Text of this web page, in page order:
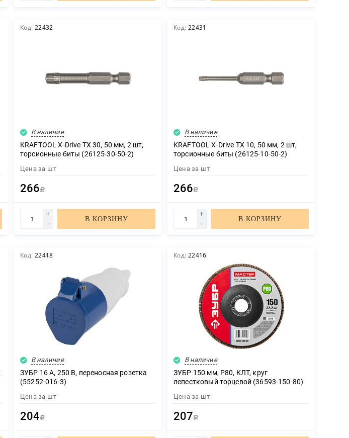
Код: 22432
В наличие
KRAFTOOL X-Drive TX 30, 50 мм, 2 шт,
торсионные биты (26125-30-50-2)
Цена за шт
266 Р
В КОРЗИНУ
Код: 22431
В наличие
KRAFTOOL X-Drive TX 10, 50 мм, 2 шт,
торсионные биты (26125-10-50-2)
Цена за шт
266 Р
В КОРЗИНУ
Код: 22418
В наличие
ЗУБР 16 A, 250 В, переносная розетка
(55252-016-3)
Цена за шт
204 Р
Код: 22416
В наличие
ЗУБР 150 мм, P80, КЛТ, круг
лепестковый торцевой (36593-150-80)
Цена за шт
207 Р
ЗВОНОК